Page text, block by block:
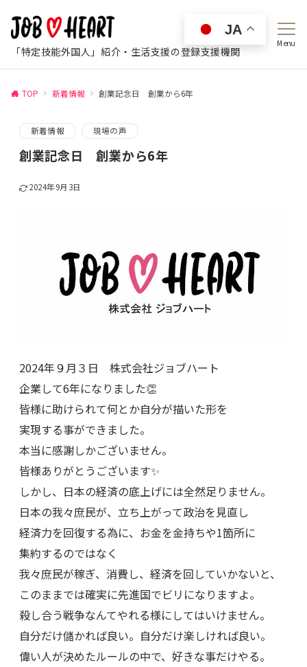
「特定技能外国人」紹介・生活支援の登録支援機関
Menu
TOP 新着情報 創業記念日 創業から6年
新着情報 現場の声
創業記念日 創業から6年
2024年9月3日
2024年９月３日 株式会社ジョブハート
企業して6年になりました👏
皆様に助けられて何とか自分が描いた形を
実現する事ができました。
本当に感謝しかございません。
皆様ありがとうございます✨
しかし、日本の経済の底上げには全然足りません。
日本の我々庶民が、立ち上がって政治を見直し
経済力を回復する為に、お金を金持ちや1箇所に
集約するのではなく
我々庶民が稼ぎ、消費し、経済を回していかないと、
このままでは確実に先進国でビリになりますよ。
殺し合う戦争なんてやれる様にしてはいけません。
自分だけ儲かれば良い。自分だけ楽しければ良い。
偉い人が決めたルールの中で、好きな事だけやる。
JA